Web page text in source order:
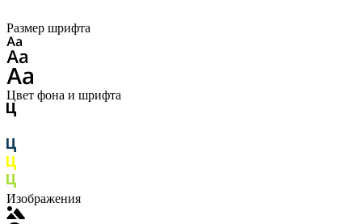
Размер шрифта
Цвет фона и шрифта
Изображения